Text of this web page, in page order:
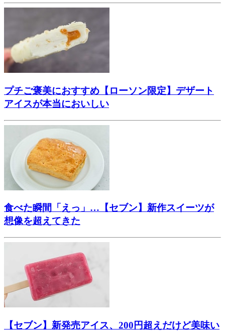
プチご褒美におすすめ【ローソン限定】デザート
アイスが本当においしい
食べた瞬間「えっ」…【セブン】新作スイーツが
想像を超えてきた
【セブン】新発売アイス、200円超えだけど美味い